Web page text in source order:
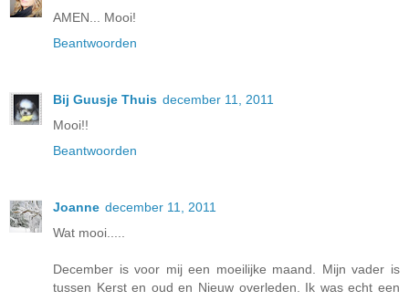
AMEN... Mooi!
Beantwoorden
Bij Guusje Thuis december 11, 2011
Mooi!!
Beantwoorden
Joanne december 11, 2011
Wat mooi.....
December is voor mij een moeilijke maand. Mijn vader is
tussen Kerst en oud en Nieuw overleden. Ik was echt een